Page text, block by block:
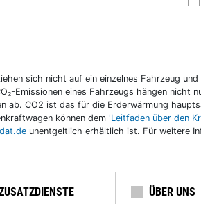
sich nicht auf ein einzelnes Fahrzeug
Emissionen eines Fahrzeugs hängen nicht
CO2 ist das für die Erderwärmung
können dem 'Leitfaden über den
unentgeltlich erhältlich ist. Für weitere
ÜBER UNS